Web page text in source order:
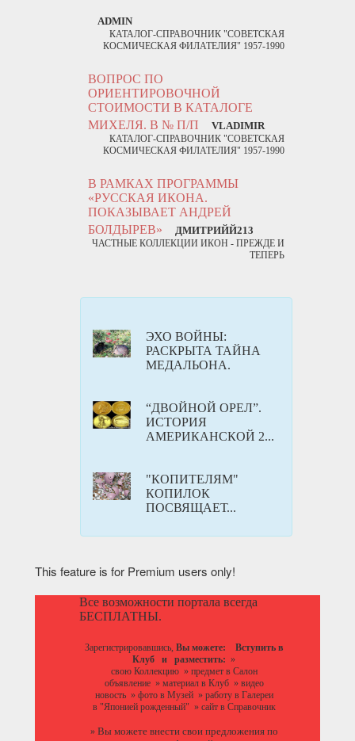
ADMIN
КАТАЛОГ-СПРАВОЧНИК "СОВЕТСКАЯ
КОСМИЧЕСКАЯ ФИЛАТЕЛИЯ" 1957-1990
ВОПРОС ПО
ОРИЕНТИРОВОЧНОЙ
СТОИМОСТИ В КАТАЛОГЕ
МИХЕЛЯ. В № П/П
VLADIMIR
КАТАЛОГ-СПРАВОЧНИК "СОВЕТСКАЯ
КОСМИЧЕСКАЯ ФИЛАТЕЛИЯ" 1957-1990
В РАМКАХ ПРОГРАММЫ
«РУССКАЯ ИКОНА.
ПОКАЗЫВАЕТ АНДРЕЙ
БОЛДЫРЕВ»
ДМИТРИЙЙ213
ЧАСТНЫЕ КОЛЛЕКЦИИ ИКОН - ПРЕЖДЕ И
ТЕПЕРЬ
ЭХО ВОЙНЫ:
РАСКРЫТА ТАЙНА
МЕДАЛЬОНА.
“ДВОЙНОЙ ОРЕЛ”.
ИСТОРИЯ
АМЕРИКАНСКОЙ 2...
"КОПИТЕЛЯМ"
КОПИЛОК
ПОСВЯЩАЕТ...
This feature is for Premium users only!
Все возможности портала всегда
БЕСПЛАТНЫ.
Зарегистрировавшись, Вы можете:
Вступить в
Клуб
и разместить: »
свою Коллекцию» предмет в Салон
объявление» материал в Клуб» видео
новость» фото в Музей» работу в Галереи
в "Японией рожденный" » сайт в Справочник
» Вы можете внести свои предложенияпо